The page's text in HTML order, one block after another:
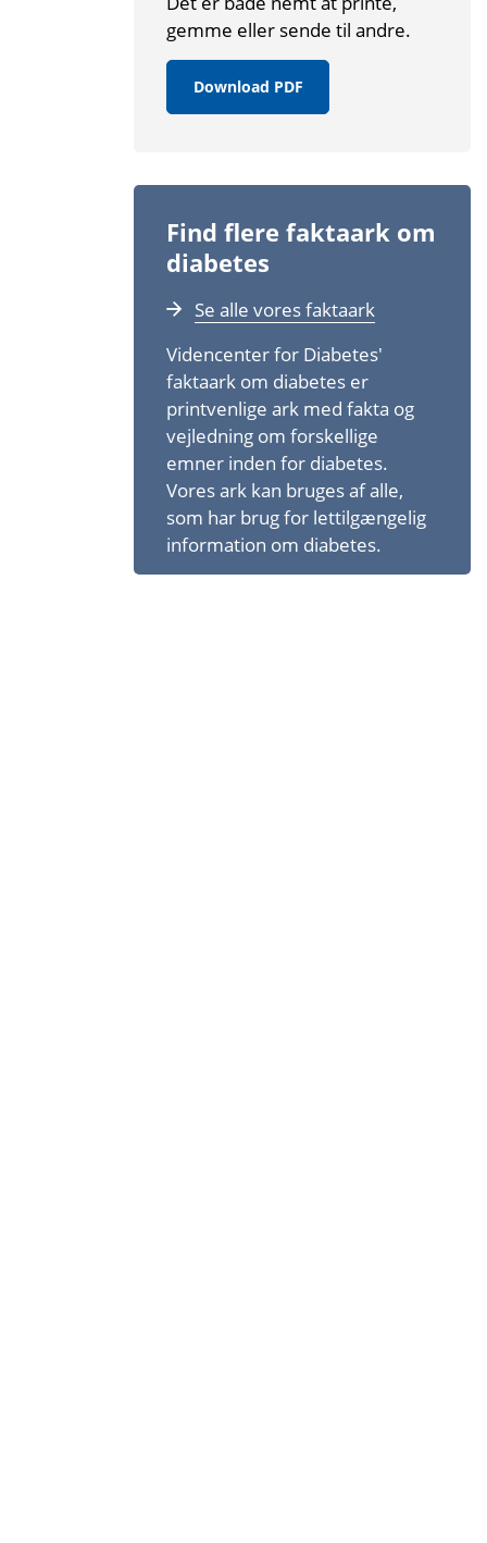
gemme eller sende til andre.
Download PDF
Find flere faktaark om
diabetes
Se alle vores faktaark
Videncenter for Diabetes'
faktaark om diabetes er
printvenlige ark med fakta og
vejledning om forskellige
emner inden for diabetes.
Vores ark kan bruges af alle,
som har brug for let­tilgængelig
information om diabetes.